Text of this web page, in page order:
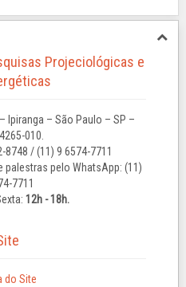
Projeciológicas e
Ipiranga – São Paulo – SP –
010.
8748 / (11) 9 6574-7711
pelo WhatsApp: (11)
7711
12h - 18h.
do Site